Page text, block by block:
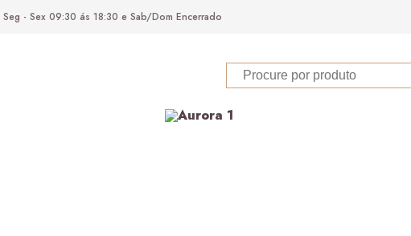
Seg - Sex 09:30 ás 18:30 e Sab/Dom Encerrado